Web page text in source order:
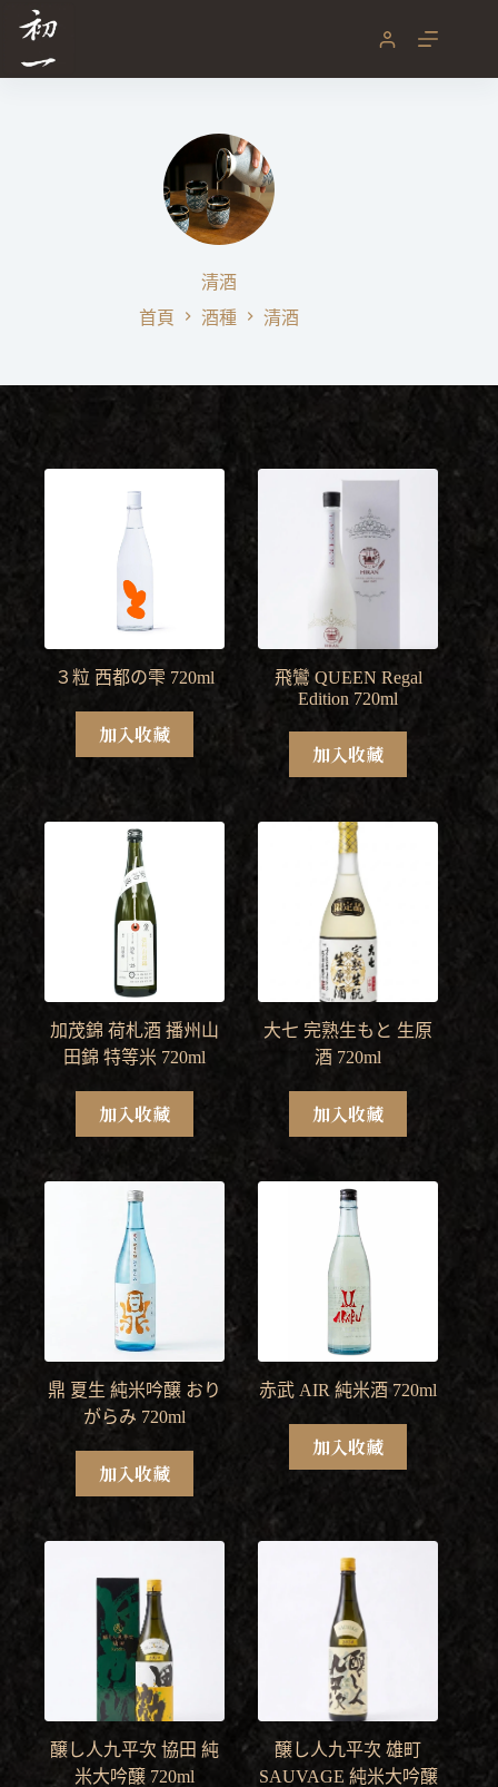
清酒
首頁
酒種 清酒
３粒 西都の雫 720ml
加入收藏
飛鸞 QUEEN Regal
Edition 720ml
加入收藏
加茂錦 荷札酒 播州山
田錦 特等米 720ml
加入收藏
大七 完熟生もと 生原
酒 720ml
加入收藏
鼎 夏生 純米吟醸 おり
がらみ 720ml
加入收藏
赤武 AIR 純米酒 720ml
加入收藏
醸し人九平次 協田 純
米大吟醸 720ml
醸し人九平次 雄町
SAUVAGE 純米大吟醸